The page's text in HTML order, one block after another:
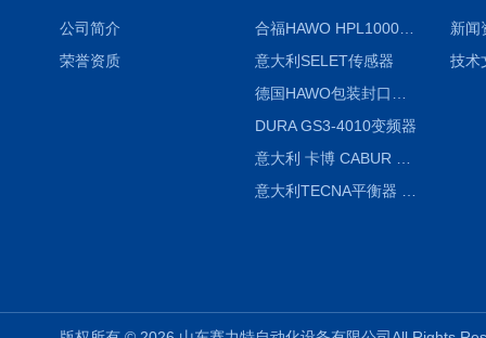
公司简介
荣誉资质
合福HAWO HPL1000AS封口机
意大利SELET传感器
DURA GS3-4010变频器
新闻
技术